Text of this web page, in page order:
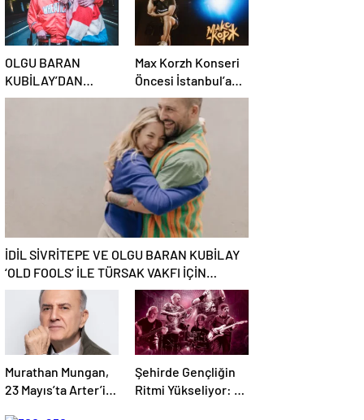
OLGU BARAN
KUBİLAY’DAN
PARTNERİ İDİL
Max Korzh Konseri
Öncesi İstanbul’a
Rus Akını:
İDİL SİVRİTEPE VE OLGU BARAN KUBİLAY
‘OLD FOOLS’ İLE TÜRSAK VAKFI İÇİN
SAHNEDE!
Murathan Mungan,
23 Mayıs’ta Arter’in
Şehirde Gençliğin
Ritmi Yükseliyor: 2.